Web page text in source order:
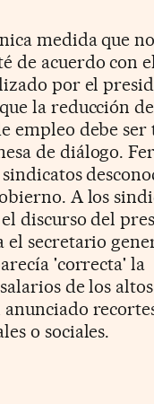
medida que
de acuerdo con el
por el
la reducción
empleo debe ser
de diálogo.
A los
discurso del
el secretario
'correcta' la
de los
anunciado
o sociales.